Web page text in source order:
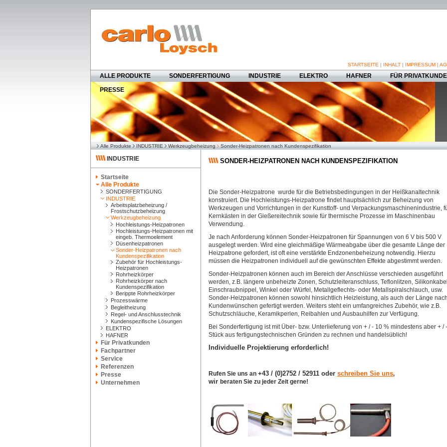
STARTSEITE | INHALT | IMPRESSUM |
ALLE PRODUKTE SONDERFERTIGUNG INDUSTRIE ELEKTRO HAFNER FÜR
PRESSE
Alle Produkte INDUSTRIE Werkzeugbeheizung Sonder-Heizpatronen nach Kundenspezifikation
INDUSTRIE
Startseite
Alle Produkte
SONDERFERTIGUNG
INDUSTRIE
Arbeitsplatzbeheizung /
Frostschutzbeheizung
Werkzeugbeheizung
Hochleistungs-Heizpatronen
Hochleistungs-Heizpatronen mit
eingeb. Thermoelement
Düsenheizpatronen
Sonder-Heizpatronen nach
Kundenspezifikation
Zubehör für Hochleistungs-
Heizpatronen
Rohrheizkörper
Rohrheizkörper nach
Kundenspezifikation
Berippte Rohrheizkörper
Prozesswärme
Begleitheizung
Regel- und Anschlusstechnik
Kundenspezifische Lösungen
ELEKTRO
HAFNER
Für Privatkunden
Fachpartner
Service
Referenzen
Presse
Unternehmen
SONDER-HEIZPATRONEN NACH KUNDENSPEZIFIKATION
Die Sonder-Heizpatrone wurde für die Betriebsbedingungen in der Heißkanaltechnik
konstruiert. Die Hochleistungs-Heizpatrone findet hauptsächlich zur Beheizung von
Werkzeugen und Vorrichtungen in der Kunsttoff- und Verpackungsmaschinenindustrie,
Kernkästen in der Gießereitechnik sowie für thermische Prozesse im Maschinenbau
Verwendung.
Je nach Anforderung können Sonder-Heizpatronen für Spannungen von 6 V bis 500 V
ausgelegt werden. Wird eine gleichmäßige Wärmeabgabe über die gesamte Länge der
Heizpatrone gefordert, ist oft eine verstärkte Endzonenbeheizung notwendig. Hierzu
müssen die Heizpatronen individuell auf die gewünschten Effekte abgestimmt werden.
Sonder-Heizpatronen können auch im Bereich der Anschlüsse verschieden ausgeführt
werden, z.B. längere unbeheizte Zonen, Schutzleiteranschluss, Teflonlitzen,
Einschraubnippel, Winkel oder Würfel, Metallgeflechts- oder Metallspiralschlauch, usw.
Sonder-Heizpatronen können sowohl hinsichtlich Heizleistung, als auch der Länge nach
Kundenwünschen gefertigt werden. Weiters steht ein umfangreiches Zubehör, wie z.B.
Schutzschläuche, Keramikperlen, Reibahlen und Ausbauhilfen zur Verfügung.
Bei Sonderfertigung ist mit Über- bzw. Unterlieferung von + / - 10 % mindestens aber + /
Stück aus fertigungstechnischen Gründen zu rechnen und handelsüblich!
Individuelle Projektierung erforderlich!
Rufen Sie uns an +43 / (0)2752 / 52911 oder schreiben Sie uns,
wir beraten Sie zu jeder Zeit gerne!